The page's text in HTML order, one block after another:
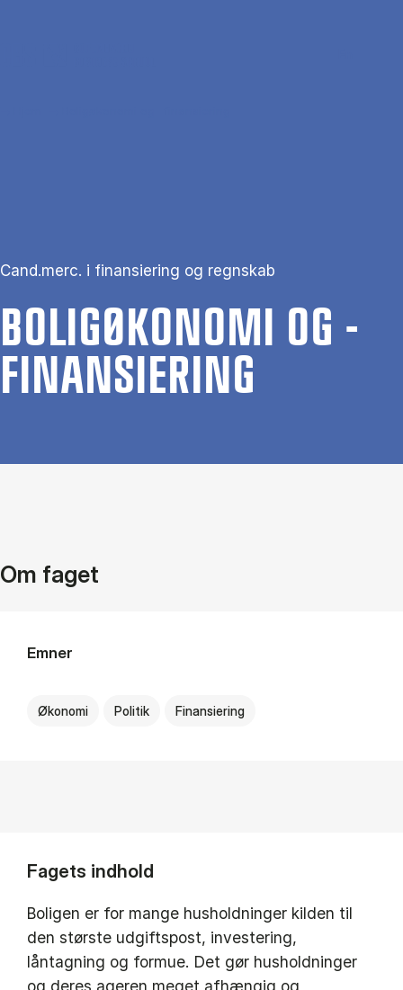
Cand.merc. i finansiering og regnskab
BO­LI­GØ­KO­NO­MI OG -
FI­NAN­SI­E­RING
Om faget
Emner
Økonomi Politik Finansiering
Fagets indhold
Boligen er for mange husholdninger kilden til
den største udgiftspost, investering,
låntagning og formue. Det gør husholdninger